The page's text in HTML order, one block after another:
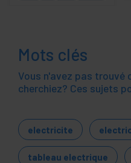
Mots clés
Vous n'avez pas trouvé
cherchiez? Ces sujets
electricite
tableau electrique